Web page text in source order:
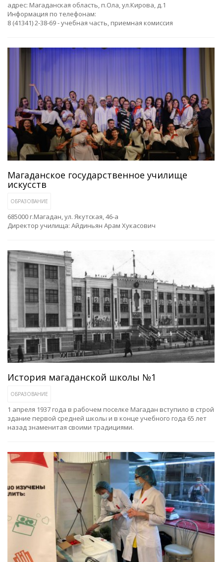
адрес: Магаданская область, п.Ола, ул.Кирова, д.1
Информация по телефонам:
8 (41341) 2-38-69 - учебная часть, приемная комиссия
Магаданское государственное училище
искусств
ОБРАЗОВАНИЕ
685000 г.Магадан, ул. Якутская, 46-а
Директор училища: Айдиньян Арам Хукасович
История магаданской школы №1
ОБРАЗОВАНИЕ
1 апреля 1937 года в рабочем поселке Магадан вступило в строй
здание первой средней школы и в конце учебного года 65 лет
назад знаменитая своими традициями.